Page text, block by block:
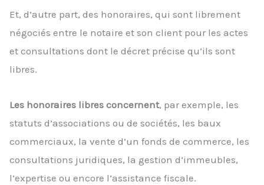
Et, d’autre part, des honoraires, qui sont librement
négociés entre le notaire et son client pour les actes
et consultations dont le décret précise qu’ils sont
libres.
Les honoraires libres concernent, par exemple, les
statuts d’associations ou de sociétés, les baux
commerciaux, la vente d’un fonds de commerce, les
consultations juridiques, la gestion d’immeubles,
l’expertise ou encore l’assistance fiscale.